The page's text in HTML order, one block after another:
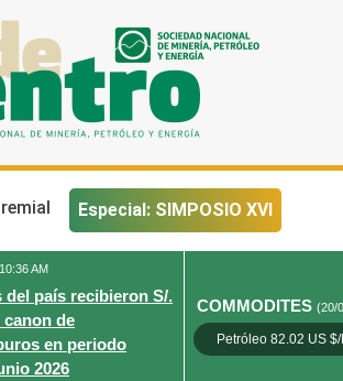
Especial: SIMPOSIO XVI
AM
del país recibieron S/.
canon de
en periodo
2026
COMMODITES(20/
Petróleo 82.02 US $/